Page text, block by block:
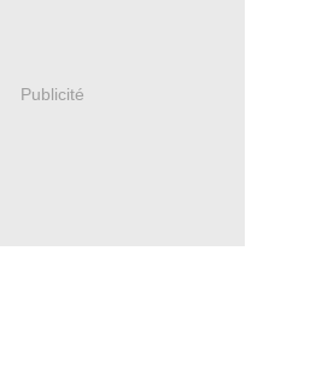
Publicité